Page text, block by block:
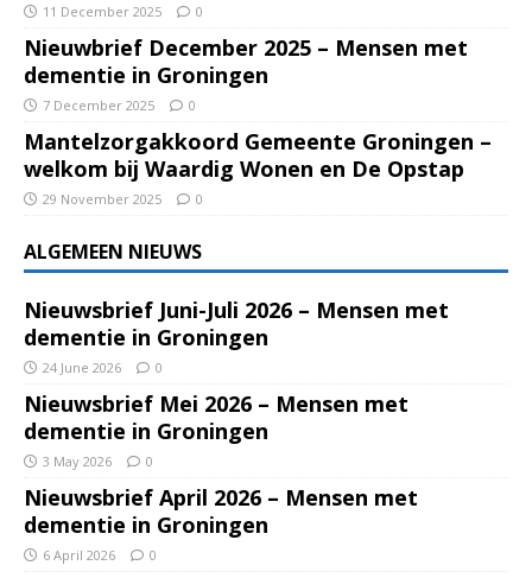
11 December 2025 0
Nieuwbrief December 2025 – Mensen met
dementie in Groningen
7 December 2025 0
Mantelzorgakkoord Gemeente Groningen –
welkom bij Waardig Wonen en De Opstap
29 November 2025 0
ALGEMEEN NIEUWS
Nieuwsbrief Juni-Juli 2026 – Mensen met
dementie in Groningen
24 June 2026 0
Nieuwsbrief Mei 2026 – Mensen met
dementie in Groningen
3 May 2026 0
Nieuwsbrief April 2026 – Mensen met
dementie in Groningen
6 April 2026 0